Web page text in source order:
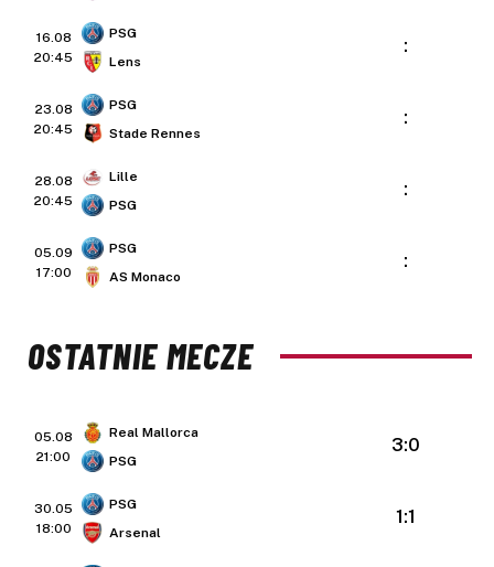
16.08
20:45
PSG
Lens
:
23.08
20:45
PSG
Stade Rennes
:
28.08
20:45
Lille
PSG
:
05.09
17:00
PSG
AS Monaco
:
OSTATNIE MECZE
05.08
21:00
Real Mallorca
PSG
3:0
30.05
18:00
PSG
Arsenal
1:1